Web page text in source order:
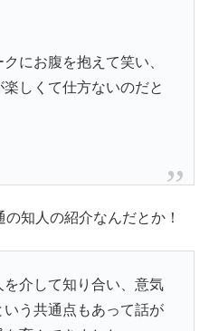
にお腹を抱えて笑い、
しくて仕方ないのだと
知人の紹介なんだとか！
介して知り合い、意気
う共通点もあって話が